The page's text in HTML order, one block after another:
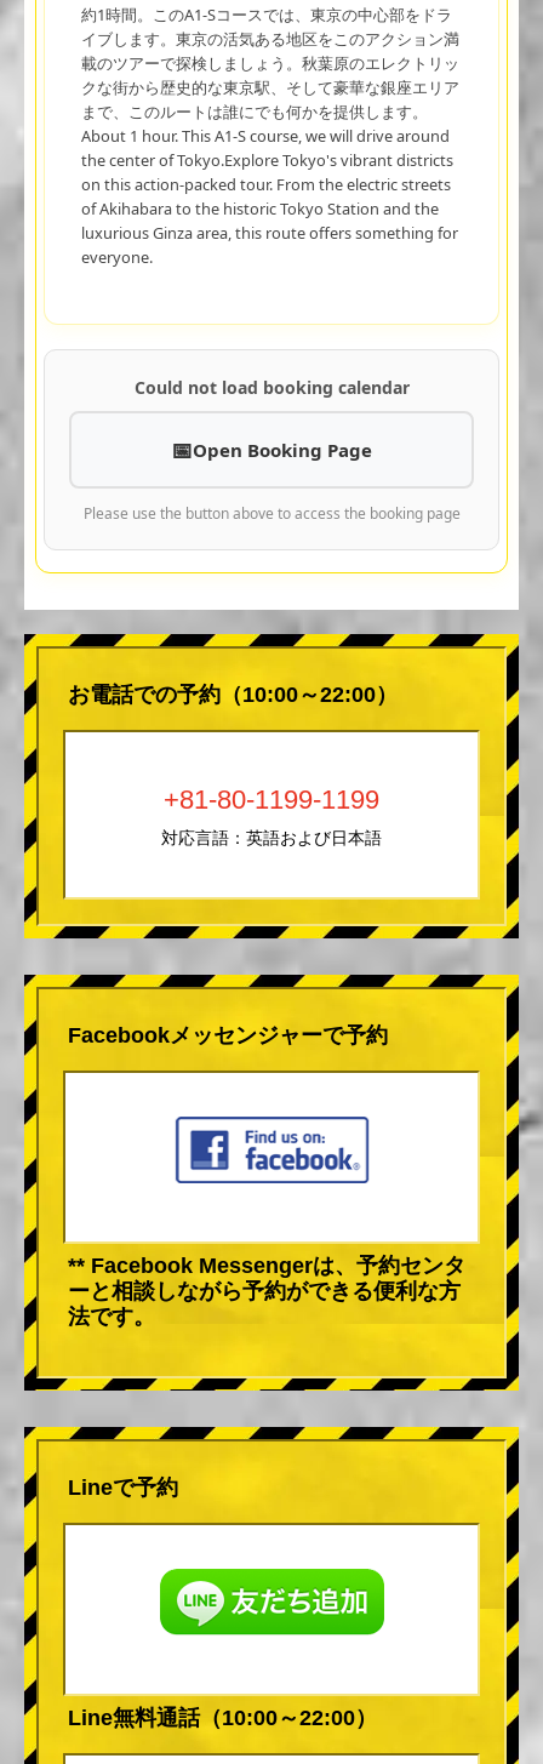
約1時間。このA1-Sコースでは、東京の中心部をドラ
イブします。東京の活気ある地区をこのアクション満
載のツアーで探検しましょう。秋葉原のエレクトリッ
クな街から歴史的な東京駅、そして豪華な銀座エリア
まで、このルートは誰にでも何かを提供します。
About 1 hour. This A1-S course, we will drive around
the center of Tokyo.Explore Tokyo's vibrant districts
on this action-packed tour. From the electric streets
of Akihabara to the historic Tokyo Station and the
luxurious Ginza area, this route offers something for
everyone.
Could not load booking calendar
Open Booking Page
Please use the button above to access the booking page
お電話での予約（10:00～22:00）
+81-80-1199-1199
対応言語：英語および日本語
Facebookメッセンジャーで予約
** Facebook Messengerは、予約センタ
ーと相談しながら予約ができる便利な方
法です。
Lineで予約
Line無料通話（10:00～22:00）